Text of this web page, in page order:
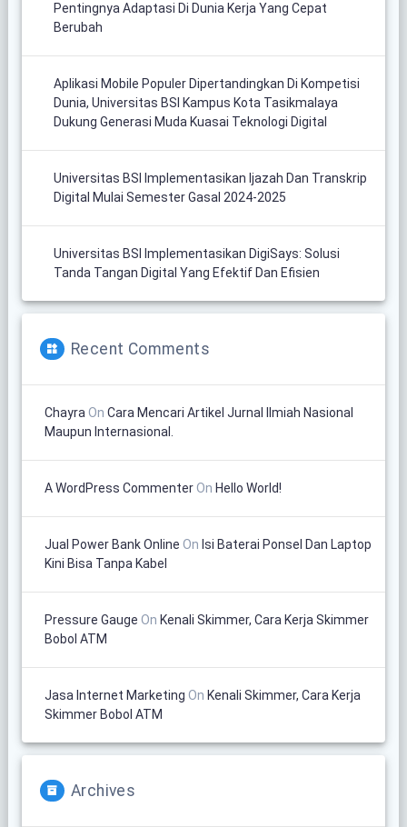
Pentingnya Adaptasi Di Dunia Kerja Yang Cepat
Berubah
Aplikasi Mobile Populer Dipertandingkan Di Kompetisi
Dunia, Universitas BSI Kampus Kota Tasikmalaya
Dukung Generasi Muda Kuasai Teknologi Digital
Universitas BSI Implementasikan Ijazah Dan Transkrip
Digital Mulai Semester Gasal 2024-2025
Universitas BSI Implementasikan DigiSays: Solusi
Tanda Tangan Digital Yang Efektif Dan Efisien
Recent Comments
Chayra On Cara Mencari Artikel Jurnal Ilmiah Nasional
Maupun Internasional.
A WordPress CommenterOn Hello World!
Jual Power Bank Online On Isi Baterai Ponsel Dan Laptop
Kini Bisa Tanpa Kabel
Pressure Gauge On Kenali Skimmer, Cara Kerja Skimmer
Bobol ATM
Jasa Internet Marketing On Kenali Skimmer, Cara Kerja
Skimmer Bobol ATM
Archives